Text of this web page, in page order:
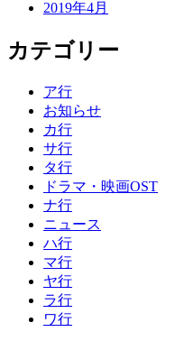
2019年4月
カテゴリー
ア行
お知らせ
カ行
サ行
タ行
ドラマ・映画OST
ナ行
ニュース
ハ行
マ行
ヤ行
ラ行
ワ行